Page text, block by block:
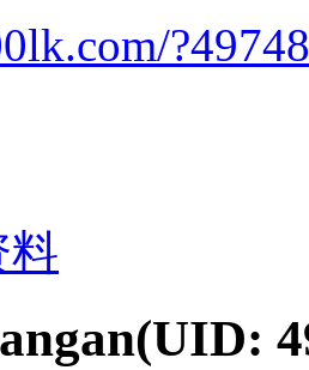
?49748
料
(UID: